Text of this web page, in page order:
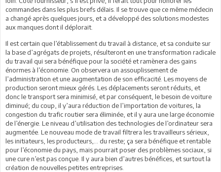
commandes dans les plus brefs délais. Il se trouve que ce même médecin
a changé après quelques jours, et a développé des solutions modestes
aux manques dont il déplorait.
Il est certain que l’établissement du travail à distance, et sa conduite sur
la base d’agrégats de projets, résulteront en une transformation radicale
du travail qui sera bénéfique pour la société et ramènera des gains
énormes à l’économie. On observera un assouplissement de
l’administration et une augmentation de son efficacité. Les moyens de
production seront mieux gérés. Les déplacements seront réduits, et
donc le transport sera minimisé, et par conséquent, le besoin de voiture
diminué; du coup, il y’aura réduction de l’importation de voitures, la
congestion du trafic routier sera éliminée, et il y aura une large économie
de l’énergie. Le niveau d’utilisation des technologies de l’ordinateur sera
augmentée. Le nouveau mode de travail filtrera les travailleurs sérieux,
les initiateurs, les producteurs,… du reste; ça sera bénéfique et rentable
pour l’économie du pays, mais pourrait poser des problèmes sociaux, si
une cure n’est pas conçue. Il y aura bien d’autres bénéfices, et surtout la
création de nouvelles petites entreprises.